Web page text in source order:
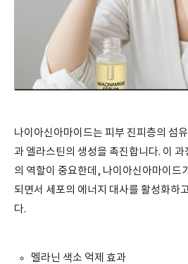
나이아신아마이드는 피부 진피층의 섬
과 엘라스틴의 생성을 촉진합니다. 이
의 역할이 중요한데, 나이아신아마이드
되면서 세포의 에너지 대사를 활성화하
다.
멜라닌 색소 억제 효과